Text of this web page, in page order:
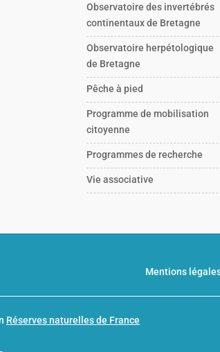
Observatoire des invertébrés
continentaux de Bretagne
Observatoire herpétologique
de Bretagne
Pêche à pied
Programme de mobilisation
citoyenne
Programmes de recherche
Vie associative
Mentions
Réserves naturelles de France